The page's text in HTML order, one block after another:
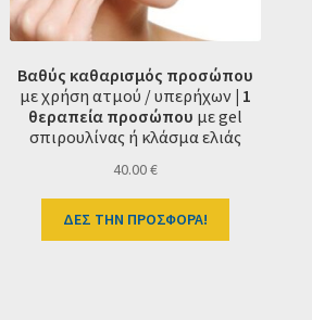
Βαθύς καθαρισμός προσώπου
με χρήση ατμού / υπερήχων | 1
θεραπεία προσώπου με gel
σπιρουλίνας ή κλάσμα ελιάς
40.00€
ΔΕΣ ΤΗΝ ΠΡΟΣΦΟΡΑ!